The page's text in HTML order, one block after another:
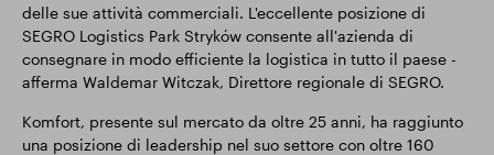
delle sue attività commerciali. L'eccellente posizione di
SEGRO Logistics Park Stryków consente all'azienda di
consegnare in modo efficiente la logistica in tutto il paese -
afferma Waldemar Witczak, Direttore regionale di SEGRO.
Komfort, presente sul mercato da oltre 25 anni, ha raggiunto
una posizione di leadership nel suo settore con oltre 160